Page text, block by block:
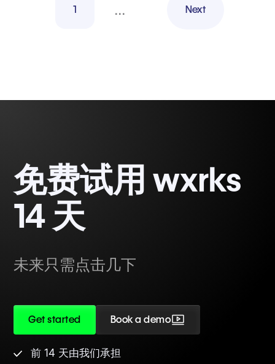
1 ... Next
免费试用 wxrks
14 天
未来只需点击几下
Get started Book a demo
前 14 天由我们承担